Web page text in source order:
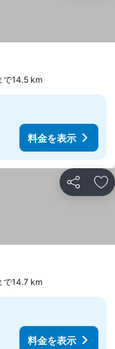
で14.5 km
料金を表示
シェア お
で14.7 km
料金を表示